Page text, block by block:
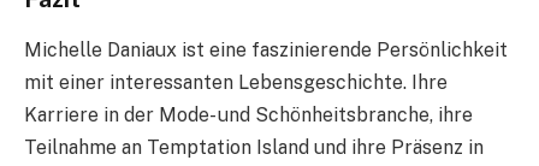
Michelle Daniaux ist eine faszinierende Persönlichkeit
mit einer interessanten Lebensgeschichte. Ihre
Karriere in der Mode- und Schönheitsbranche, ihre
Teilnahme an Temptation Island und ihre Präsenz in